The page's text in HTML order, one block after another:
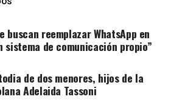
buscan reemplazar WhatsApp en
sistema de comunicación propio”
de dos menores, hijos de la
Adelaida Tassoni